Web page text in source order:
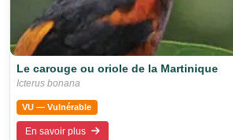
Le carouge ou oriole de la Martinique
Icterus bonana
VU — Vulnérable
En savoir plus